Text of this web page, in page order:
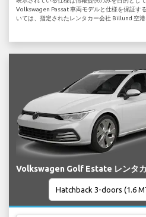
Volkswagen Passat 車両モデルと仕様を保証す
いては、指定されたレンタカー会社 Billund 空港
Volkswagen Golf Estate レンタ